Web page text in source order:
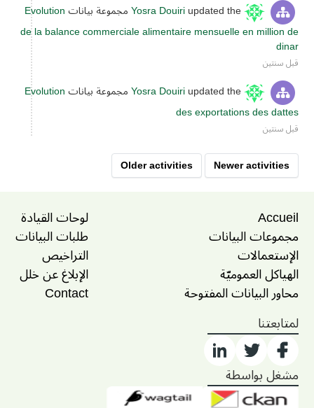
Yosra Douiriupdated the مجموعة بيانات
Evolution
de la balance commerciale alimentaire mensuelle en million de
dinar
قبل سنتين
Yosra Douiriupdated the مجموعة بيانات
Evolution
des exportations des dattes
قبل سنتين
Newer activities
Older activities
Accueil
مجموعات البيانات
الإستعمالات
الهياكل العموميّة
محاور البيانات المفتوحة
لوحات القيادة
طلبات البيانات
التراخيص
الإبلاغ عن خلل
Contact
لمتابعتنا
مشغل بواسطة